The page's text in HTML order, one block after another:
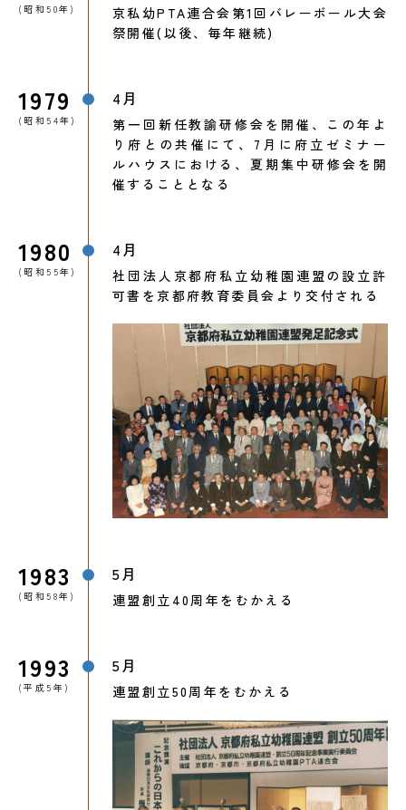
(昭和50年)
京私幼PTA連合会第1回バレーボール大会
祭開催(以後、毎年継続)
1979
(昭和54年)
4月
第一回新任教諭研修会を開催、この年よ
り府との共催にて、7月に府立ゼミナー
ルハウスにおける、夏期集中研修会を開
催することとなる
1980
(昭和55年)
4月
社団法人京都府私立幼稚園連盟の設立許
可書を京都府教育委員会より交付される
1983
(昭和58年)
5月
連盟創立40周年をむかえる
1993
(平成5年)
5月
連盟創立50周年をむかえる